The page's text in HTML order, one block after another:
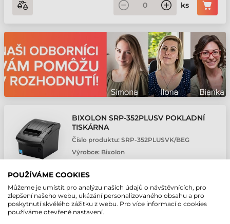
ks
BIXOLON SRP-352PLUSV POKLADNÍ
TISKÁRNA
Číslo produktu: SRP-352PLUSVK/BEG
Výrobce: Bixolon
Prevedenie: Stolní • Režim tlače: Direct thermal • Rozlíšenie tlače:
203 dpi • Maximálna rýchlosť tlače: 370 mm/sec • Maximálna šírka
tlače: 72 mm
4 057,43 CZK
POUŽÍVÁME COOKIES
Můžeme je umístit pro analýzu našich údajů o návštěvnících, pro
zlepšení našeho webu, ukázání personalizovaného obsahu a pro
poskytnutí skvělého zážitku z webu. Pro více informací o cookies
používáme otevřené nastavení.